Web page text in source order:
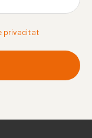
privacitat